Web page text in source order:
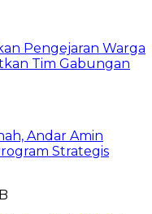
Pengejaran Warga
Tim Gabungan
Andar Amin
Strategis